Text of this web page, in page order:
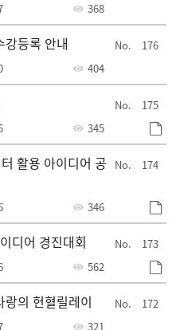
368
176
등록 안내
404
175
345
174
활용 아이디어 공
346
173
디어 경진대회
562
172
의 헌혈릴레이
321